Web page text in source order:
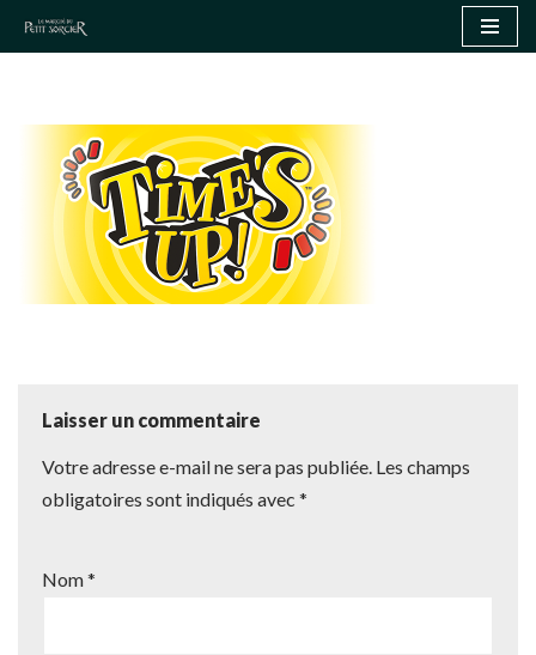
contenu
Laisser un commentaire
Votre adresse e-mail ne sera pas publiée. Les champs
obligatoires sont indiqués avec *
Nom*